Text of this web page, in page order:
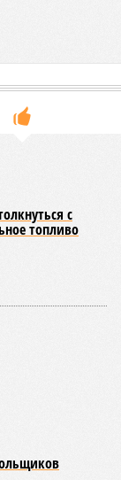
квартир
индикатором
возникает
положением
всего ждут